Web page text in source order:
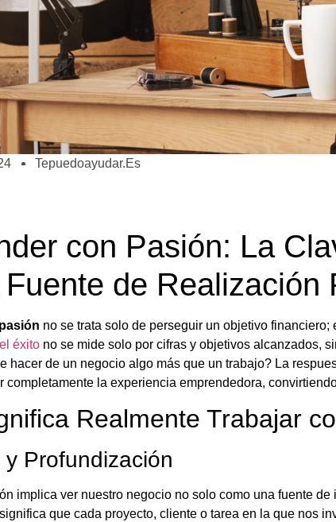
Tepuedoayudar.es
con Pasión: La
de Realización
no se trata solo de perseguir un objetivo
el éxito no se mide solo por cifras y objetivos alcanzados,
hacer de un negocio algo más que un trabajo? La
completamente la experiencia emprendedora,
Realmente Trabajar
y Profundización
implica ver nuestro negocio no solo como una fuente
que cada proyecto, cliente o tarea en la que nos